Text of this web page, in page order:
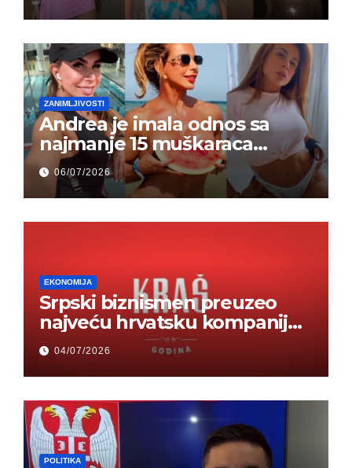
ZANIMLJIVOSTI
Andrea je imala odnos sa
najmanje 15 muškaraca
odjednom – „Doktor mi je
rekao…“ (FOTO)
06/07/2026
EKONOMIJA
Srpski biznismen preuzeo
najveću hrvatsku kompaniju i
ponos zemlje – Hrvati ne
mogu da veruju
04/07/2026
POLITIKA